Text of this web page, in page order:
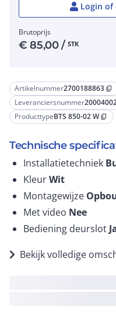
Artikelnummer2700188863 content_copy
Leveranciersnummer
ProducttypeBTS 850-02 W content_copy
Technische
Installatietechniek
KleurWit
Montagewijze
Met video Nee
Bediening deurslot
Bekijk volledige
Login of
Brutoprijs
€85,00/ STK